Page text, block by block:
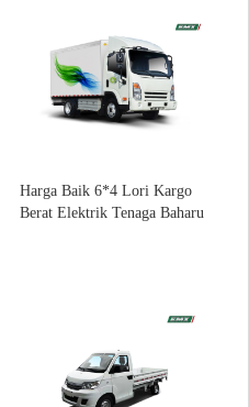
Sistem Pemacu
Motor dinilai / kuasa puncak (kW)
Motor dinilai / tork puncak (Nm)
Motor dinilai / kelajuan puncak (r / min)
Voltan terkadar motor (VDC)
Model penghantaran
Jenama bateri
Tenaga simpanan berkadar (kWj)
Masa pengecasan bateri (h)
Harga Baik 6*4 Lori Kargo
Berat Elektrik Tenaga Baharu